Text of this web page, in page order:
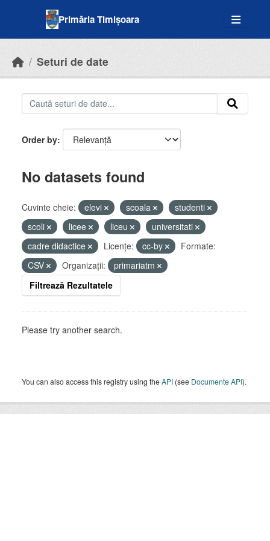
Primăria Timișoara
Seturi de date
Order by
No datasets found
Cuvinte cheie: elevi scoala
studenti
scoli
licee liceu
universitati
cadre didactice
Licenţe: cc-by
Formate:
CSV
Organizații:
primariatm
Filtrează Rezultatele
Please try another search.
You can also access this registry using theAPI (see Documente API).